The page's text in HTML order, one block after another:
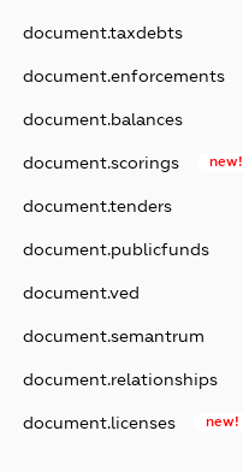
document.taxdebts
document.enforcements
document.balances
document.scorings new!
document.tenders
document.publicfunds
document.ved
document.semantrum
document.relationships
document.licenses new!